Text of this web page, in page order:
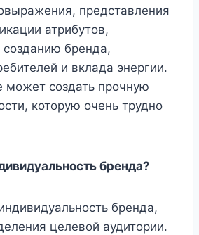
представления
атрибутов,
созданию бренда,
и вклада энергии.
может создать прочную
которую очень трудно
бренда?
бренда,
целевой аудитории.